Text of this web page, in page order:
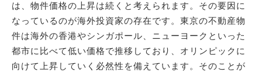
は、物件価格の上昇は続くと考えられます。その要因に
なっているのが海外投資家の存在です。東京の不動産物
件は海外の香港やシンガポール、ニューヨークといった
都市に比べて低い価格で推移しており、オリンピックに
向けて上昇していく必然性を備えています。そのことが